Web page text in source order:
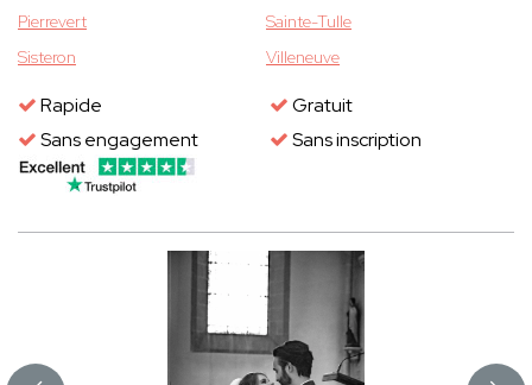
Pierrevert
Sainte-Tulle
Sisteron
Villeneuve
Rapide
Gratuit
Sans engagement
Sans inscription